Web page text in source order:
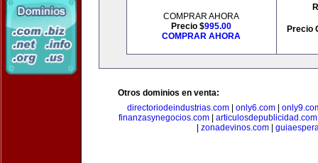
COMPRAR AHORA
Precio $995.00
COMPRAR AHORA
Precio
Otros dominios en venta:
directoriodeindustrias.com| only6.com|
finanzasynegocios.com| articulosdepublicidad.com
zonadevinos.com|